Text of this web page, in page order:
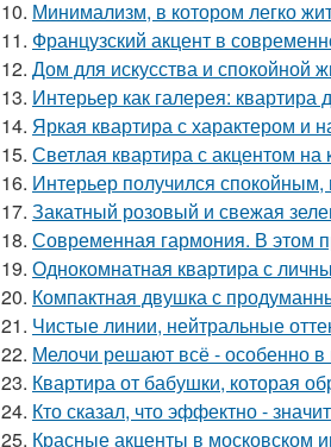
10. Минимализм, в котором легко
11. Французский акцент в
12. Дом для искусства и спокойной
13. Интерьер как галерея: квартира
14. Яркая квартира с характером и
15. Светлая квартира с акцентом на
16. Интерьер получился
17. Закатный розовый и свежая
18. Современная гармония. В этом
19. Однокомнатная квартира с
20. Компактная двушка с
21. Чистые линии, нейтральные
22. Мелочи решают всё - особенно в
23. Квартира от бабушки, которая
24. Кто сказал, что эффектно -
25. Красные акценты в московском